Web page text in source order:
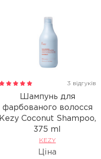
3 відгуків
Шампунь для
фарбованого волосся
Kezy Coconut Shampoo,
375 ml
KEZY
Ціна